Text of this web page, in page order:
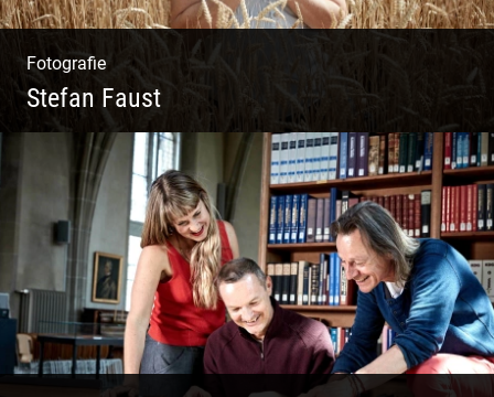
Fotografie
Stefan Faust
Yoga & Meditation